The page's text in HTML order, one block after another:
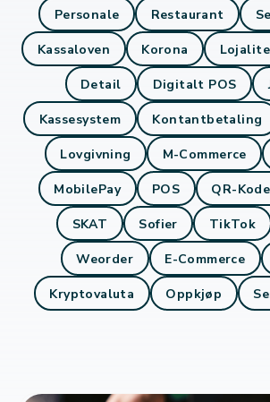
Personale Restaurant
Kassaloven Korona
Detail Digitalt POS
Kassesystem Kontantbetaling
Lovgivning M-Commerce
MobilePay POS QR-
SKAT Sofier TikTok
Weorder E-Commerce
Kryptovaluta Oppkjøp